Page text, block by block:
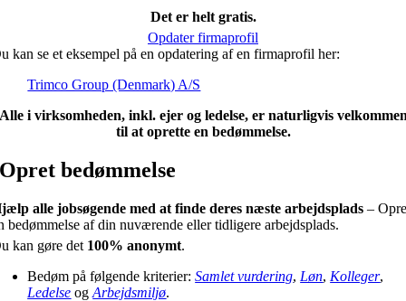
Det er helt gratis.
Opdater firmaprofil
kan se et eksempel på en opdatering af en firmaprofil her:
Trimco Group (Denmark) A/S
i virksomheden, inkl. ejer og ledelse, er naturligvis
til at oprette en bedømmelse.
Opret bedømmelse
alle jobsøgende med at finde deres næste arbejdsplads –
bedømmelse af din nuværende eller tidligere arbejdsplads.
kan gøre det 100% anonymt.
Bedøm på følgende kriterier:Samlet vurdering, Løn, Kolleger,
Ledelse ogArbejdsmiljø.